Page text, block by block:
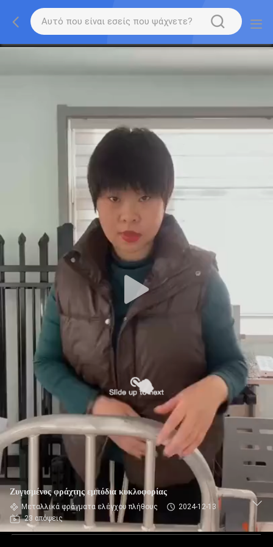
Ζυγισμένος φράχτης εμπόδια κυκλοφορίας
Μεταλλικά φράγματα ελέγχου πλήθους
2024-12-13
23 απόψεις